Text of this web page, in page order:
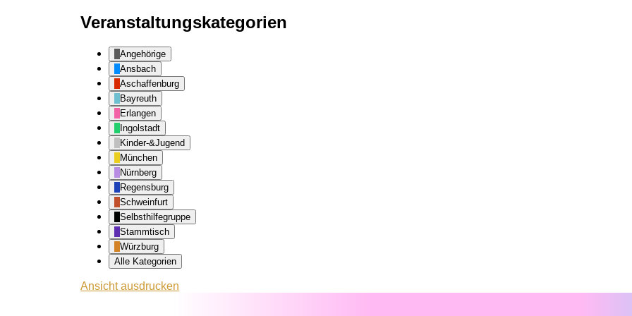
Veranstaltungskategorien
Angehörige
Ansbach
Aschaffenburg
Bayreuth
Erlangen
Ingolstadt
Kinder-&Jugend
München
Nürnberg
Regensburg
Schweinfurt
Selbsthilfegruppe
Stammtisch
Würzburg
Alle Kategorien
Ansichtausdrucken